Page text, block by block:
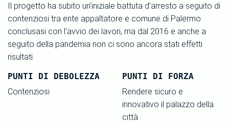
Il progetto ha subito un'iniziale battuta d'arresto a seguito di
contenziosi tra ente appaltatore e comune di Palermo
conclusasi con l'avvio dei lavori, ma dal 2016 e anche a
seguito della pandemia non ci sono ancora stati effetti
risultati
PUNTI DI DEBOLEZZA
Contenziosi
PUNTI DI FORZA
Rendere sicuro e
innovativo il palazzo della
città